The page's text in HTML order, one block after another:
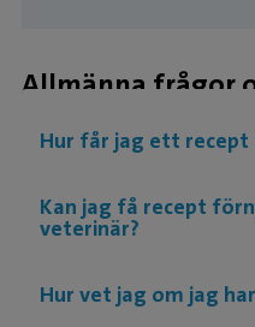
Allmänna frågor
Hur får jag ett
Kan jag få recept
veterinär?
Hur vet jag om jag